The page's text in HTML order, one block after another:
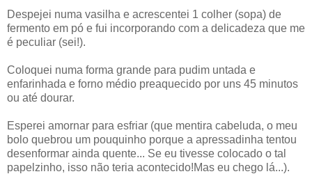
Despejei numa vasilha e acrescentei 1 colher (sopa) de
fermento em pó e fui incorporando com a delicadeza que me
é peculiar (sei!).
Coloquei numa forma grande para pudim untada e
enfarinhada e forno médio preaquecido por uns 45 minutos
ou até dourar.
Esperei amornar para esfriar (que mentira cabeluda, o meu
bolo quebrou um pouquinho porque a apressadinha tentou
desenformar ainda quente... Se eu tivesse colocado o tal
papelzinho, isso não teria acontecido!Mas eu chego lá...).